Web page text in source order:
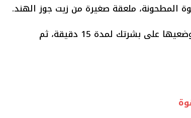
المطحونة، ملعقة صغيرة من زيت جوز الهند.
• الطريقة: امزجي المكونات جيدًا وضعيها على بشرتك لمدة 15 دقيقة، ثم